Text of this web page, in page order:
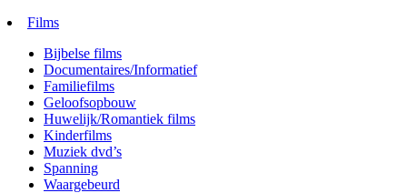
Films
Bijbelse films
Documentaires/Informatief
Familiefilms
Geloofsopbouw
Huwelijk/Romantiek films
Kinderfilms
Muziek dvd’s
Spanning
Waargebeurd